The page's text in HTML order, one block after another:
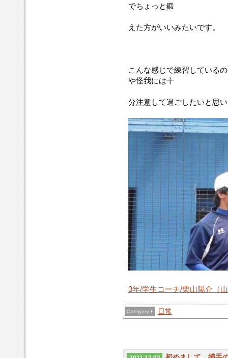
でちょっと鍛
えた方がいいみたいです。
こんな感じで練習している
や怪我には十
分注意して過ごしたいと思
3年/学生コーチ/栗山陽介（
日常